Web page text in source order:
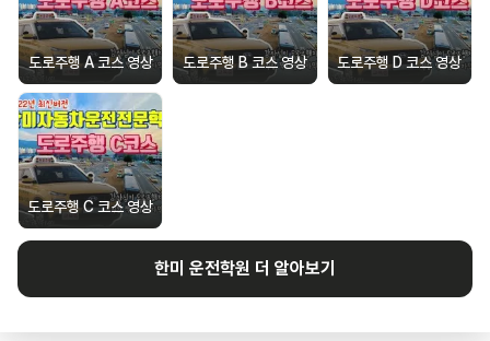
도로주행 A 코스 영상 도로주행 B 코스 영상 도로주행 D 코스 영상
도로주행 C 코스 영상
한미 운전학원 더 알아보기